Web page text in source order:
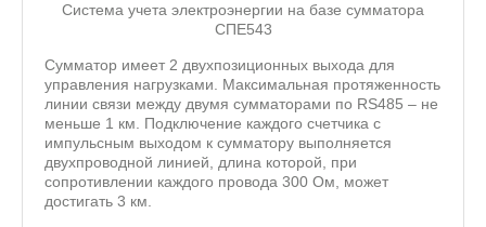
Система учета электроэнергии на базе сумматора
СПЕ543
Сумматор имеет 2 двухпозиционных выхода для
управления нагрузками. Максимальная протяженность
линии связи между двумя сумматорами по RS485 – не
меньше 1 км. Подключение каждого счетчика с
импульсным выходом к сумматору выполняется
двухпроводной линией, длина которой, при
сопротивлении каждого провода 300 Ом, может
достигать 3 км.